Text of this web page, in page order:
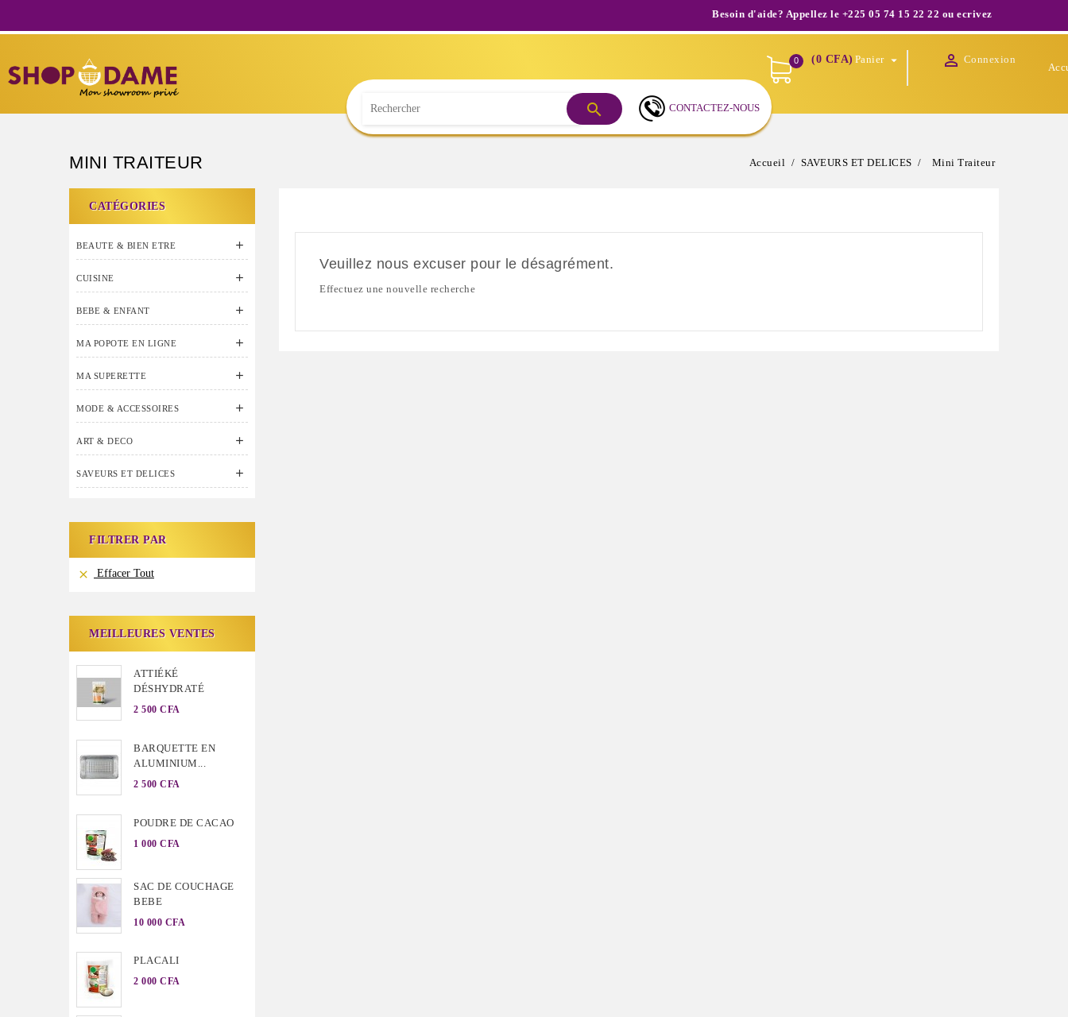
Besoin d'aide? Appellez le +225 05 74 15 22 22 ou ecrivez nous à
0 Panier 
(0 CFA)

 Connexion
CONTACTEZ-NOUS
MINI TRAITEUR Accueil SAVEURS ET DELICES Mini Traiteur
CATÉGORIES
BEAUTE & BIEN ETRE 
CUISINE 
BEBE & ENFANT 
MA POPOTE EN LIGNE 
MA SUPERETTE 
MODE & ACCESSOIRES 
ART & DECO 
SAVEURS ET DELICES 
FILTRER PAR
 Effacer Tout
MEILLEURES VENTES
ATTIÉKÉ
DÉSHYDRATÉ
2 500 CFA
BARQUETTE EN
ALUMINIUM...
2 500 CFA
POUDRE DE CACAO
1 000 CFA
SAC DE COUCHAGE
BEBE
10 000 CFA
PLACALI
2 000 CFA
Veuillez nous excuser pour le désagrément.
Effectuez une nouvelle recherche